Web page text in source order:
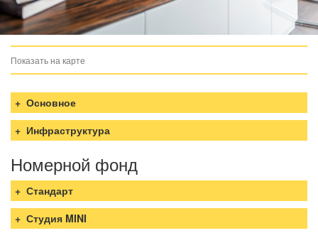
Показать на карте
загрузка карты...
Основное
Инфраструктура
Номерной фонд
Стандарт
Студия MINI